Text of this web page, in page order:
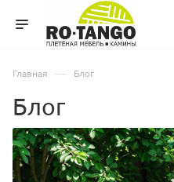
Главная — Блог
Блог